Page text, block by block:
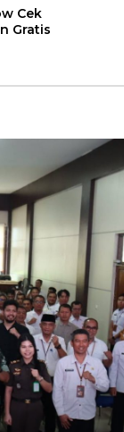
Cek
Gratis